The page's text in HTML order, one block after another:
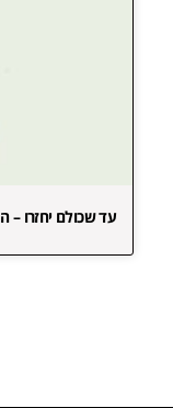
עד שכולם יחזרו –